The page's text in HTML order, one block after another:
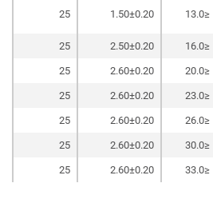
≤13.0
1.50±0.20
25
≤16.0
2.50±0.20
25
≤20.0
2.60±0.20
25
≤23.0
2.60±0.20
25
≤26.0
2.60±0.20
25
≤30.0
2.60±0.20
25
≤33.0
2.60±0.20
25